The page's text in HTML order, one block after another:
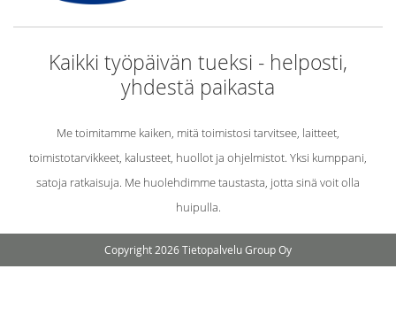
Kaikki työpäivän tueksi - helposti,
yhdestä paikasta
Me toimitamme kaiken, mitä toimistosi tarvitsee, laitteet,
toimistotarvikkeet, kalusteet, huollot ja ohjelmistot. Yksi kumppani,
satoja ratkaisuja. Me huolehdimme taustasta, jotta sinä voit olla
huipulla.
Copyright 2026 Tietopalvelu Group Oy